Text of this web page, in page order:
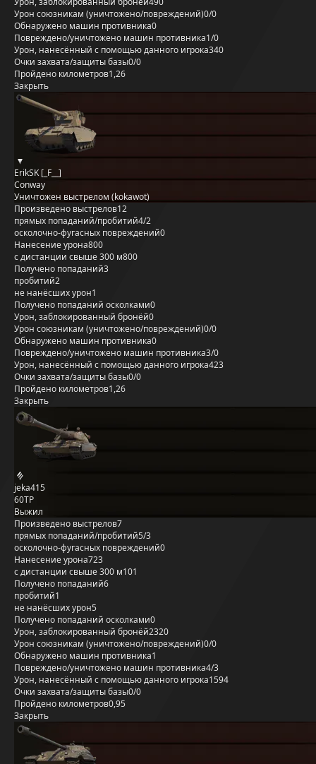
Урон союзникам (уничтожено/повреждений)0/0
Обнаружено машин противника0
Повреждено/уничтожено машин противника1/0
Урон, нанесённый с помощью данного игрока340
Очки захвата/защиты базы0/0
Пройдено километров1,26
Закрыть
ErikSK [_F__]
Conway
Уничтожен выстрелом (kokawot)
Произведено выстрелов12
прямых попаданий/пробитий4/2
осколочно-фугасных повреждений0
Нанесение урона800
с дистанции свыше 300 м800
Получено попаданий3
пробитий2
не нанёсших урон1
Получено попаданий осколками0
Урон, заблокированный бронёй0
Урон союзникам (уничтожено/повреждений)0/0
Обнаружено машин противника0
Повреждено/уничтожено машин противника3/0
Урон, нанесённый с помощью данного игрока423
Очки захвата/защиты базы0/0
Пройдено километров1,26
Закрыть
jeka415
60TP
Выжил
Произведено выстрелов7
прямых попаданий/пробитий5/3
осколочно-фугасных повреждений0
Нанесение урона723
с дистанции свыше 300 м101
Получено попаданий6
пробитий1
не нанёсших урон5
Получено попаданий осколками0
Урон, заблокированный бронёй2320
Урон союзникам (уничтожено/повреждений)0/0
Обнаружено машин противника1
Повреждено/уничтожено машин противника4/3
Урон, нанесённый с помощью данного игрока1594
Очки захвата/защиты базы0/0
Пройдено километров0,95
Закрыть